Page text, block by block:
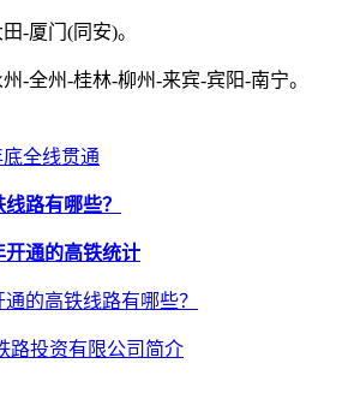
-厦门(同安)。
-全州-桂林-柳州-来宾-宾阳-南宁。
全线贯通
路有哪些？
开通的高铁统计
的高铁线路有哪些？
路投资有限公司简介